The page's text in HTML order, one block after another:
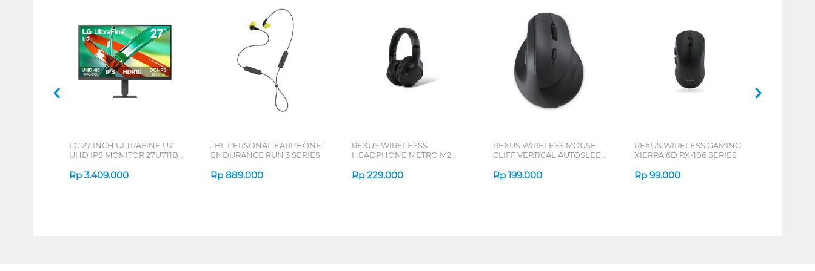
LG 27 INCH ULTRAFINE U7
UHD IPS MONITOR 27U711B-
Rp 3.409.000
JBL PERSONAL EARPHONE
ENDURANCE RUN 3 SERIES
Rp 889.000
REXUS WIRELESSS
HEADPHONE METRO M2
Rp 229.000
REXUS WIRELESS MOUSE
CLIFF VERTICAL AUTOSLEEP
Rp 199.000
REXUS WIRELESS GAMING
XIERRA 6D RX-106 SERIES
Rp 99.000